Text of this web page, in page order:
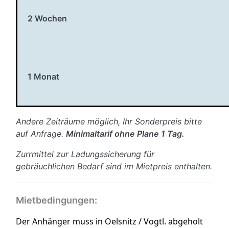
2 Wochen
1 Monat
Andere Zeiträume möglich, Ihr Sonderpreis bitte
auf Anfrage. Minimaltarif ohne Plane 1 Tag.
Zurrmittel zur Ladungssicherung für
gebräuchlichen Bedarf sind im Mietpreis enthalten.
Mietbedingungen:
Der Anhänger muss in Oelsnitz / Vogtl. abgeholt